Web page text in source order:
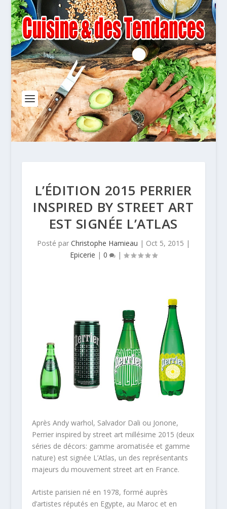
L’ÉDITION 2015 PERRIER
INSPIRED BY STREET ART
EST SIGNÉE L’ATLAS
Posté par Christophe Hamieau | Oct 5, 2015 |
Epicerie | 0 |
Après Andy warhol, Salvador Dali ou Jonone,
Perrier inspired by street art millésime 2015 (deux
séries de décors: gamme aromatisée et gamme
nature) est signée L’Atlas, un des représentants
majeurs du mouvement street art en France.
Artiste parisien né en 1978, formé auprès
d’artistes réputés en Egypte, au Maroc et en